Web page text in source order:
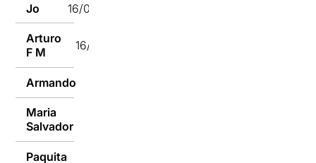
Jo 16/01/2017
Arturo
F M
16/01/2017
Armando
Maria
Salvador
Paquita